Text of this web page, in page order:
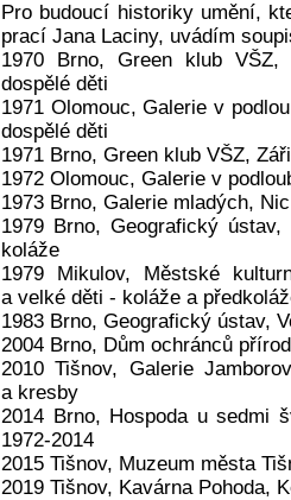
Pro budoucí historiky umění,
prací Jana Laciny, uvádím
1970 Brno, Green klub
dospělé děti
1971 Olomouc, Galerie v
dospělé děti
1971 Brno, Green klub VŠZ,
1972 Olomouc, Galerie v
1973 Brno, Galerie mladých,
1979 Brno, Geografický
koláže
1979 Mikulov, Městské
a velké děti - koláže a
1983 Brno, Geografický ústav,
2004 Brno, Dům ochránců
2010 Tišnov, Galerie
a kresby
2014 Brno, Hospoda u sedmi
1972-2014
2015 Tišnov, Muzeum města
2019 Tišnov, Kavárna Pohoda,